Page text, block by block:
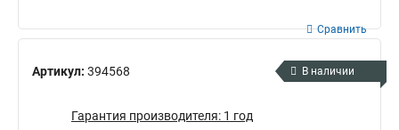
Артикул: 394568
Сравнить
В наличии
Гарантия производителя: 1 год